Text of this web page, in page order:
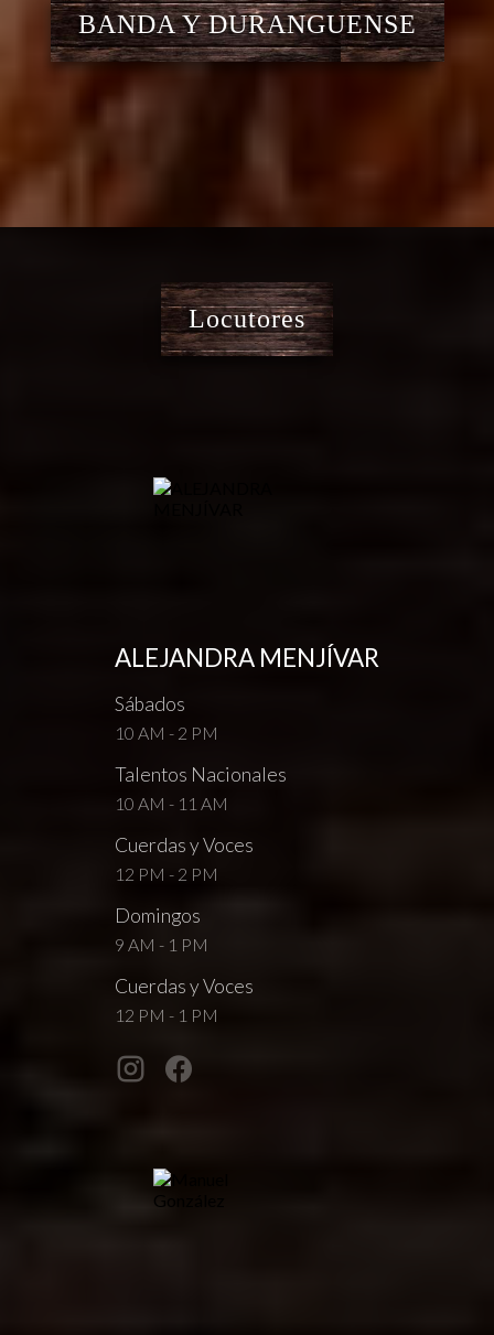
BANDA Y DURANGUENSE
Locutores
ALEJANDRA MENJÍVAR
Sábados
10 AM - 2 PM
Talentos Nacionales
10 AM - 11 AM
Cuerdas y Voces
12 PM - 2 PM
Domingos
9 AM - 1 PM
Cuerdas y Voces
12 PM - 1 PM